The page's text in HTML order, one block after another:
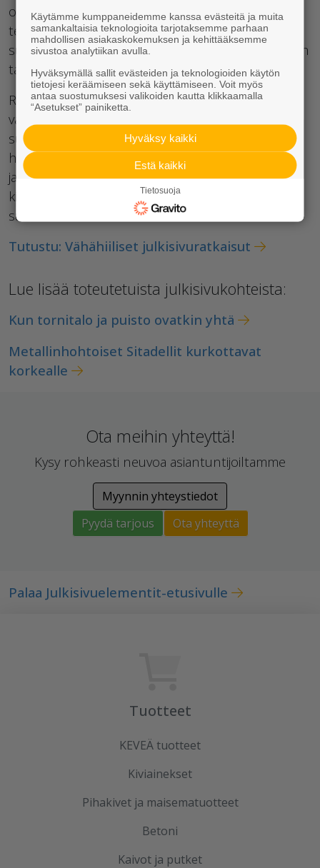
optimoitu rakenne sekä vähähiilinen betoni ja
teräs. Elementtien optimointi vaatii tarkkaa
suunnittelua, ymmärrystä rakenteista ja työmaiden
tarpeista.
Rakennuksen koko elinkaaren aikaisen
vähähiilisyyden saavuttamiseksi rakennus tulee
suunnitella mahdollisimman energiatehokkaaksi,
huomioitava käytönaikaisen ylläpidon näkökulmat
ja elinkaarensa päässä rakennuksen materiaalien
kierrätettävyys. Elementtien ajatuksella tehty
suunnittelu on tässä oleellista.
Tutustu: Vähähiiliset julkisivuratkaisut
Lue lisää toteutetuista julkisivukohteista:
Kun tornitalo ja puisto ovatkin yhtä
Metallinhohtoiset Sitadellit kurkottavat
korkealle
Ota meihin yhteyttä!
Kysy rohkeasti neuvoa asiantuntijoiltamme
Myynnin yhteystiedot
Pyydä tarjous
Ota yhteyttä
Palaa Julkisivuelementit-etusivulle
Tuotteet
KEVEÄ tuotteet
Kiviainekset
Pihakivet ja maisematuotteet
Betoni
Kaivot ja putket
Käytämme kumppaneidemme kanssa evästeitä ja muita
samankaltaisia teknologioita tarjotaksemme parhaan
mahdollisen asiakaskokemuksen ja kehittääksemme
sivustoa analytiikan avulla.
Hyväksymällä sallit evästeiden ja teknologioiden käytön
tietojesi keräämiseen sekä käyttämiseen. Voit myös
antaa suostumuksesi valikoiden kautta klikkaamalla
“Asetukset” painiketta.
Hyväksy kaikki
Estä kaikki
Tietosuoja